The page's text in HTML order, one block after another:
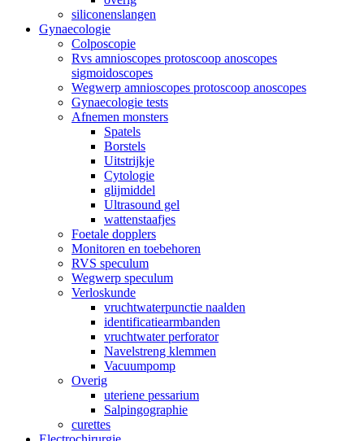
siliconenslangen
Gynaecologie
Colposcopie
Rvs amnioscopes protoscoop anoscopes
sigmoidoscopes
Wegwerp amnioscopes protoscoop anoscopes
Gynaecologie tests
Afnemen monsters
Spatels
Borstels
Uitstrijkje
Cytologie
glijmiddel
Ultrasound gel
wattenstaafjes
Foetale dopplers
Monitoren en toebehoren
RVS speculum
Wegwerp speculum
Verloskunde
vruchtwaterpunctie naalden
identificatiearmbanden
vruchtwater perforator
Navelstreng klemmen
Vacuumpomp
Overig
uteriene pessarium
Salpingographie
curettes